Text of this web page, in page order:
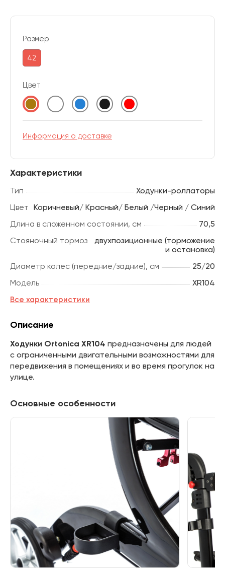
Характеристики
Тип
Ходунки-роллаторы
Цвет Коричневый/ Красный/ Белый /Черный / Синий
Длина в сложенном состоянии, см
70,5
Стояночный тормоз
двухпозиционные (торможение
и остановка)
Диаметр колес (передние/задние), см
25/20
Модель
XR104
Все характеристики
Размер
42
Цвет
Информация о доставке
Описание
Ходунки Ortonica XR104 предназначены для людей
с ограниченными двигательными возможностями для
передвижения в помещениях и во время прогулок на
улице.
Основные особенности